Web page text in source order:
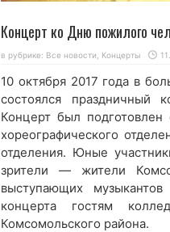
Концерт ко Дню пожилого
в рубрике: Все новости Концерты
10 октября 2017 года в
состоялся праздничный
Концерт был подготовлен
хореографического
отделения. Юные
зрители — жители
выступающих
концерта гостям
Комсомольского района.